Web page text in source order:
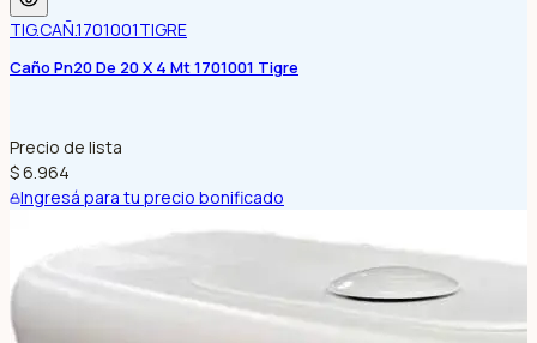
TIG.CAÑ.1701001TIGRE
Caño Pn20 De 20 X 4 Mt 1701001 Tigre
Precio de lista
$ 6.964
Ingresá para tu precio bonificado